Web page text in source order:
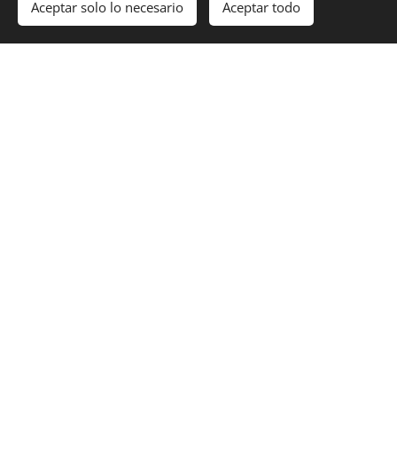
Nombre ¡Crea tu página web gratis! Comenzar
Aceptar solo lo necesario Aceptar todo